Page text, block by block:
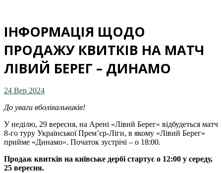
ІНФОРМАЦІЯ ЩОДО
ПРОДАЖУ КВИТКІВ НА МАТЧ
ЛІВИЙ БЕРЕГ – ДИНАМО
24 Вер 2024
До уваги вболівальників!
У неділю, 29 вересня, на Арені «Лівий Берег» відбудеться матч
8-го туру Української Прем’єр-Ліги, в якому «Лівий Берег»
прийме «Динамо». Початок зустрічі – о 18:00.
Продаж квитків на київське дербі стартує о 12:00 у середу,
25 вересня.